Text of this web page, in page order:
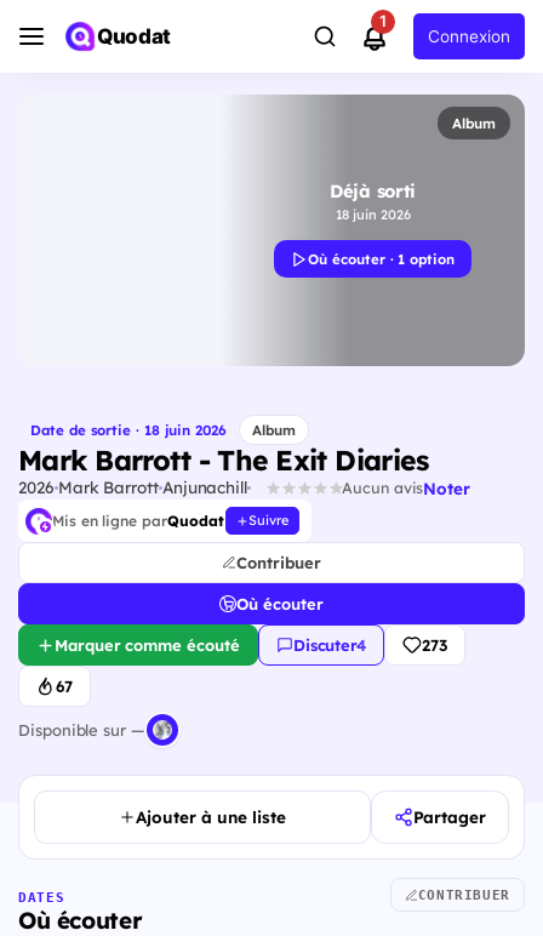
Quodat
1
Connexion
Album
Déjà sorti
18 juin 2026
Où écouter · 1 option
Date de sortie · 18 juin 2026 Album
Mark Barrott - The Exit Diaries
2026 Mark BarrottAnjunachill Aucun avisNoter
Mis en ligne parQuodat Suivre
Contribuer
Où écouter
Marquer comme écouté Discuter·4 273
67
Disponible sur —
Ajouter à une liste Partager
DATES
Où écouter
CONTRIBUER